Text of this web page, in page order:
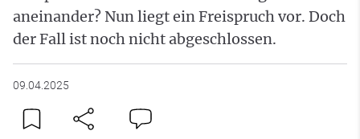
aneinander? Nun liegt ein Freispruch vor. Doch
der Fall ist noch nicht abgeschlossen.
09.04.2025